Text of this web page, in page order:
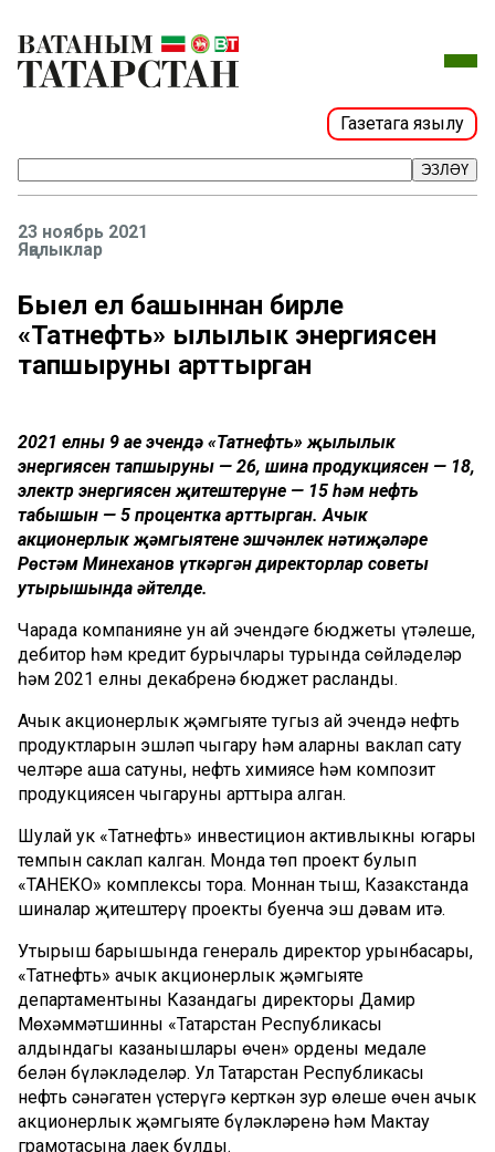
Газетага язылу
ЭЗЛӘҮ
23 ноябрь 2021
Яңалыклар
Быел ел башыннан бирле
«Татнефть» җылылык энергиясен
тапшыруны арттырган
2021 елның 9 ае эчендә «Татнефть» җылылык
энергиясен тапшыруны — 26, шина продукциясен — 18,
электр энергиясен җитештерүне — 15 һәм нефть
табышын — 5 процентка арттырган. Ачык
акционерлык җәмгыятенең эшчәнлек нәтиҗәләре
Рөстәм Миңнеханов үткәргән директорлар советы
утырышында әйтелде.
Чарада компаниянең ун ай эчендәге бюджеты үтәлеше,
дебитор һәм кредит бурычлары турында сөйләделәр
һәм 2021 елның декабренә бюджет расланды.
Ачык акционерлык җәмгыяте тугыз ай эчендә нефть
продуктларын эшләп чыгару һәм аларны ваклап сату
челтәре аша сатуны, нефть химиясе һәм композит
продукциясен чыгаруны арттыра алган.
Шулай ук «Татнефть» инвестицион активлыкның югары
темпын саклап калган. Монда төп проект булып
«ТАНЕКО» комплексы тора. Моннан тыш, Казакстанда
шиналар җитештерү проекты буенча эш дәвам итә.
Утырыш барышында генераль директор урынбасары,
«Татнефть» ачык акционерлык җәмгыяте
департаментының Казандагы директоры Дамир
Мөхәммәтшинны «Татарстан Республикасы
алдындагы казанышлары өчен» ордены медале
белән бүләкләделәр. Ул Татарстан Республикасы
нефть сәнәгатен үстерүгә керткән зур өлеше өчен ачык
акционерлык җәмгыяте бүләкләренә һәм Мактау
грамотасына лаек булды.